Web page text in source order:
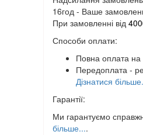
16год - Ваше
При замовленні від
Способи оплати:
Повна оплата на
Передоплата -
Дізнатися
Гарантії:
Ми гарантуємо
більше....